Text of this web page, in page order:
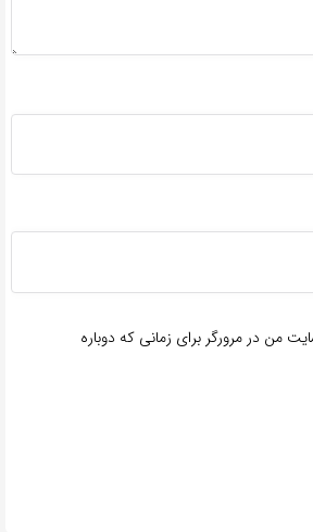
من در مرورگر برای زمانی که دوباره